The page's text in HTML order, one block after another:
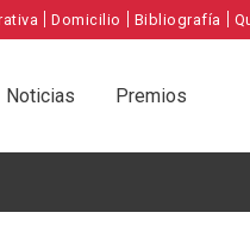
|Domicilio | Bibliografía |
Noticias Premios